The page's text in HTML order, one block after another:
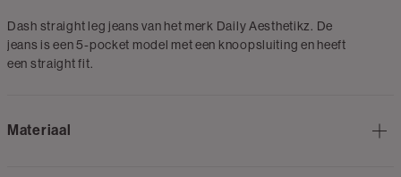
Dash straight leg jeans van het merk Daily Aesthetikz. De
jeans is een 5-pocket model met een knoopsluiting en heeft
een straight fit.
Materiaal